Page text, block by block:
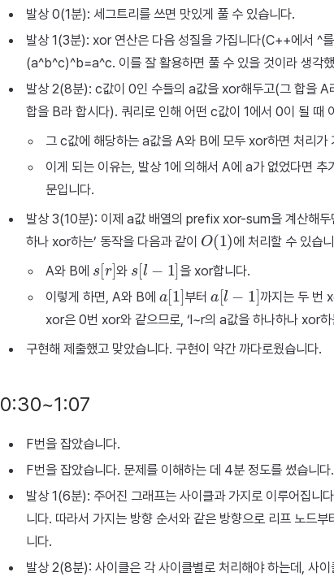
발상 0(1분): 세그트리를 쓰면 맛있게 풀 수 있습니다.
발상 1(3분): xor 연산은 다음 성질을 가집니다(C++에서 ^
(a^b^c)^b=a^c. 이를 잘 활용하면 풀 수 있을 것이라 생각
발상 2(8분): c값이 0인 수들의 a값을 xor해두고(그 합을
합을 B라 합시다). 쿼리로 인해 어떤 c값이 1에서 0이 될 때
그 c값에 해당하는 a값을 A와 B에 모두 xor하면 처리가
이게 되는 이유는, 발상 1에 의해서 A에 a가 없었다면
문입니다.
발상 3(10분): 이제 a값 배열의 prefix xor-sum을 계산해
하나 xor하는’ 동작을 다음과 같이 O(1) 에 처리할 수 있습
A와 B에
[ ]와 [l− ]
을 xor합니다.
이렇게 하면, A와 B에
[1]부터 [l ] 까지는 두 번
xor은 0번 xor와 같으므로, ‘l~r의 a값을 하나하나 xor하
구현해 제출했고 맞았습니다. 구현이 약간 까다로웠습니다.
0:30~1:07
F번을 잡았습니다.
F번을 잡았습니다. 문제를 이해하는 데 4분 정도를 썼습니다.
발상 1(6분): 주어진 그래프는 사이클과 가지로 이루어집니
니다. 따라서 가지는 방향 순서와 같은 방향으로 리프 노드
니다.
발상 2(8분): 사이클은 각 사이클별로 처리해야 하는데, 사